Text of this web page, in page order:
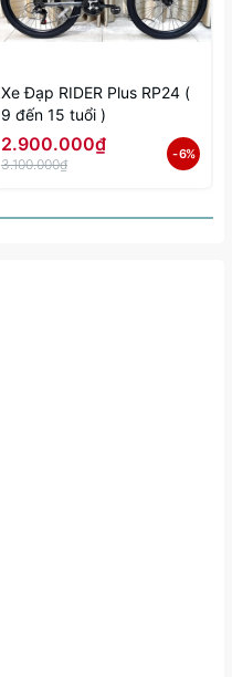
Xe Đạp RIDER Plus RP24 (
9 đến 15 tuổi )
2.900.000₫
3.100.000₫
- 6%